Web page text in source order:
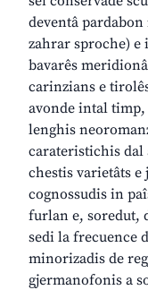
deventâ
zahrar sproche) e
bavarês
carinzians e
avonde intal
lenghis
carateristichis dal
chestis varietâts
cognossudis in
furlan e, soredut,
sedi la frecuence
minorizadis de
gjermanofonis a